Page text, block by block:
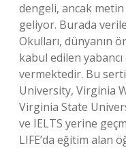
dengeli, ancak
geliyor. Burada
Okulları, dünyanın
kabul edilen
vermektedir. Bu
University, Virginia
Virginia State
ve IELTS yerine
LIFE’da eğitim alan